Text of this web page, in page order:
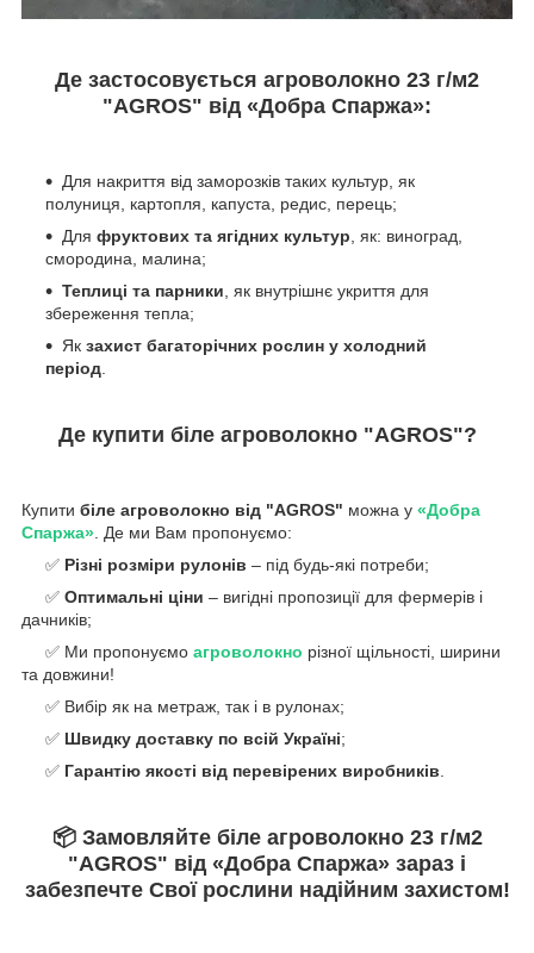
Де застосовується агроволокно 23 г/м2
"AGROS" від «Добра Спаржа»:
Для накриття від заморозків таких культур, як
полуниця, картопля, капуста, редис, перець;
Для фруктових та ягідних культур , як: виноград,
смородина, малина;
Теплиці та парники , як внутрішнє укриття для
збереження тепла;
Як захист багаторічних рослин у холодний
період
Де купити біле агроволокно "AGROS"?
Купити біле агроволокно від "AGROS" можна у «Добра
Спаржа» . Де ми Вам пропонуємо:
✅ Різні розміри рулонів – під будь-які потреби;
✅ Оптимальні ціни – вигідні пропозиції для фермерів і
дачників;
✅ Ми пропонуємо агроволокно різної щільності, ширини
та довжини!
✅ Вибір як на метраж, так і в рулонах;
✅ Швидку доставку по всій Україні;
✅ Гарантію якості від перевірених виробників
📦Замовляйте біле агроволокно 23 г/м2
"AGROS" від «Добра Спаржа» зараз і
забезпечте Cвої рослини надійним захистом!